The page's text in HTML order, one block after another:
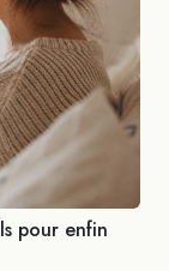
pour enfin